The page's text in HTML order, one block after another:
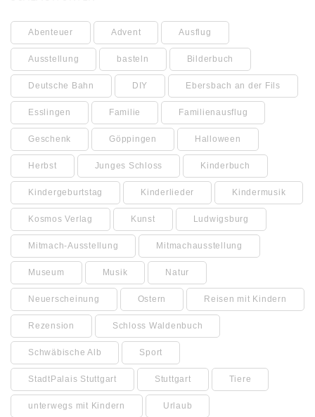
Abenteuer Advent Ausflug
Ausstellung basteln Bilderbuch
Deutsche Bahn DIY Ebersbach an der Fils
Esslingen Familie Familienausflug
Geschenk Göppingen Halloween
Herbst Junges Schloss Kinderbuch
Kindergeburtstag Kinderlieder Kindermusik
Kosmos Verlag Kunst Ludwigsburg
Mitmach-Ausstellung Mitmachausstellung
Museum Musik Natur
Neuerscheinung Ostern Reisen mit Kindern
Rezension Schloss Waldenbuch
Schwäbische Alb Sport
StadtPalais Stuttgart Stuttgart Tiere
unterwegs mit Kindern Urlaub